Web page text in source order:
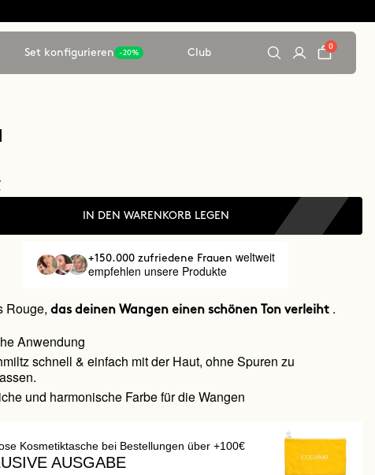
Set konfigurieren -20% Club
0
IN DEN WARENKORB LEGEN
+150.000 zufriedene Frauenweltweit
empfehlen unsere Produkte
Rouge,das deinen Wangen einen schönen Ton verleiht .
Anwendung
schnell & einfach mit der Haut, ohne Spuren zu
und harmonische Farbe für die Wangen
Kosmetiktasche bei Bestellungen über +100€
AUSGABE